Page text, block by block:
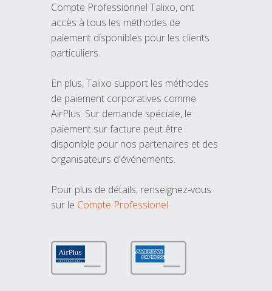
Compte Professionnel Talixo, ont
accès à tous les méthodes de
paiement disponibles pour les clients
particuliers.
En plus, Talixo support les méthodes
de paiement corporatives comme
AirPlus. Sur demande spéciale, le
paiement sur facture peut être
disponible pour nos partenaires et des
organisateurs d'événements.
Pour plus de détails, renseignez-vous
sur le Compte Professionel.